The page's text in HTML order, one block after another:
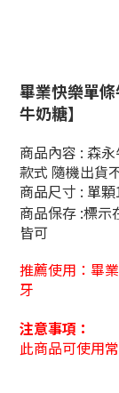
畢業快樂單
牛奶糖】
商品內容 : 森
款式 隨機出貨
商品尺寸 : 單
商品保存 :標示
皆可
推薦使用： 畢
牙
注意事項：
此商品可使用